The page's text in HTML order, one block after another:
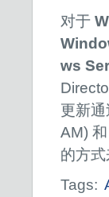
对于
ws
更新
AM)
的方式
Tags: